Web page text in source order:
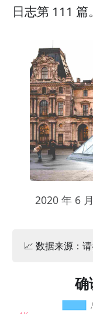
日志第 111 篇。
2020 年 6
📈 数据来源：
确